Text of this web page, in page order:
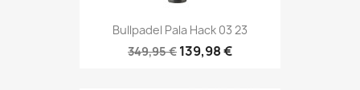
Bullpadel Pala Hack 03 23
349,95 € 139,98 €